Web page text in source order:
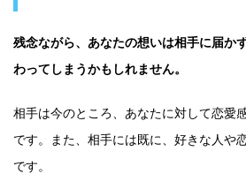
残念ながら、あなたの想いは相手に届か
わってしまうかもしれません。
相手は今のところ、あなたに対して恋愛
です。また、相手には既に、好きな人や
です。